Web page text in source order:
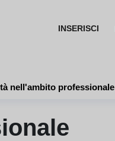
INSERISCI
nell'ambito professionale